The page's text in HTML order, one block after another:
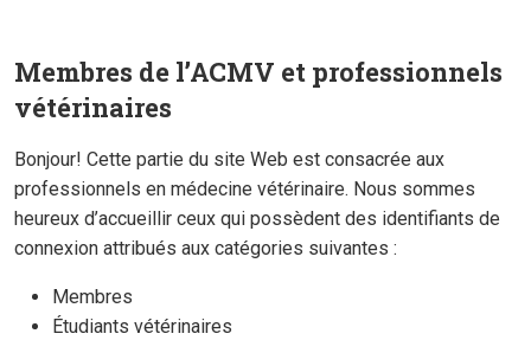
Membres de l’ACMV et professionnels
vétérinaires
Bonjour! Cette partie du site Web est consacrée aux
professionnels en médecine vétérinaire. Nous sommes
heureux d’accueillir ceux qui possèdent des identifiants de
connexion attribués aux catégories suivantes :
Membres
Étudiants vétérinaires